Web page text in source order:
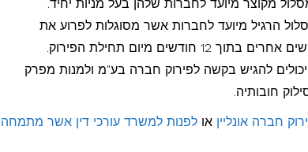
מקוצר מיועד לחברות שלהן בעל מניות יחיד.
הרגיל מיועד לחברות אשר מסוגלות לפרוע את
מיום תחילת הפירוק.
להגיש בקשה לפירוק חברה בע"מ ולמנות מפרק
חובותיה.
חברה אונליין או לפנות למשרד עורכי דין אשר מתמחה